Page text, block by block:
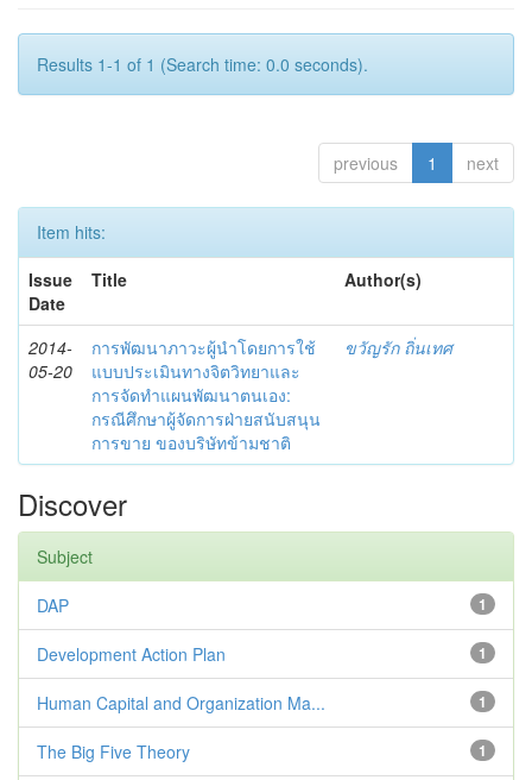
Results 1-1 of 1 (Search time: 0.0 seconds).
previous 1 next
Item hits:
Issue
Date
Title Author(s)
2014-
05-20
การพัฒนาภาวะผู้นำโดยการใช้
แบบประเมินทางจิตวิทยาและ
การจัดทำแผนพัฒนาตนเอง:
กรณีศึกษาผู้จัดการฝ่ายสนับสนุน
การขาย ของบริษัทข้ามชาติ
ขวัญรัก ถิ่นเทศ
Discover
Subject
1
DAP
1
Development Action Plan
1
Human Capital and Organization Ma...
1
The Big Five Theory